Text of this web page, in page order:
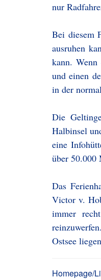
nur
Bei diesem
ausruhen
kann.
und einen
in der
Die
Halbinsel
eine
über 50.000
Das
Victor v.
immer
Ostsee
Homepage/